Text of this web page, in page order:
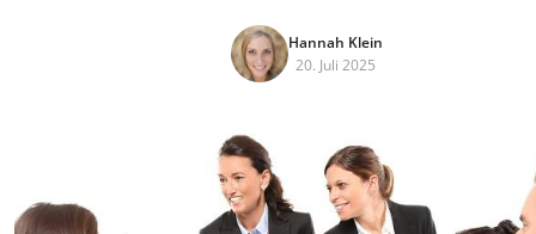
Hannah Klein
20. Juli 2025